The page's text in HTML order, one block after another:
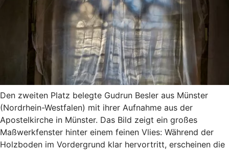
Den zweiten Platz belegte Gudrun Besler aus Münster
(Nordrhein-Westfalen) mit ihrer Aufnahme aus der
Apostelkirche in Münster. Das Bild zeigt ein großes
Maßwerkfenster hinter einem feinen Vlies: Während der
Holzboden im Vordergrund klar hervortritt, erscheinen die